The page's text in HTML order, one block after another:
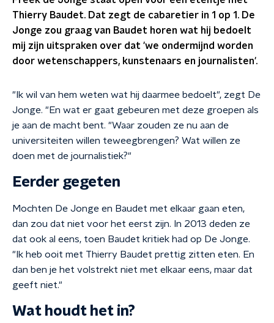
Thierry Baudet. Dat zegt de cabaretier in 1 op 1. De
Jonge zou graag van Baudet horen wat hij bedoelt
mij zijn uitspraken over dat 'we ondermijnd worden
door wetenschappers, kunstenaars en journalisten'.
"Ik wil van hem weten wat hij daarmee bedoelt", zegt De
Jonge. "En wat er gaat gebeuren met deze groepen als
je aan de macht bent. "Waar zouden ze nu aan de
universiteiten willen teweegbrengen? Wat willen ze
doen met de journalistiek?"
Eerder gegeten
Mochten De Jonge en Baudet met elkaar gaan eten,
dan zou dat niet voor het eerst zijn. In 2013 deden ze
dat ook al eens, toen Baudet kritiek had op De Jonge.
"Ik heb ooit met Thierry Baudet prettig zitten eten. En
dan ben je het volstrekt niet met elkaar eens, maar dat
geeft niet."
Wat houdt het in?